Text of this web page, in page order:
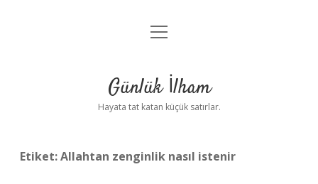
Anasayfa
Yasal Uyarı
menüyü
Günlük İlham
Hayata tat katan küçük satırlar.
Etiket:Allahtan zenginlik nasıl istenir